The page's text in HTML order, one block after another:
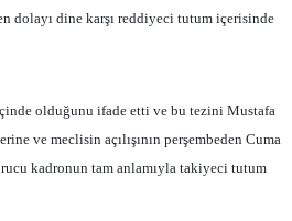
dine karşı reddiyeci tutum içerisinde
olduğunu ifade etti ve bu tezini Mustafa
ve meclisin açılışının perşembeden Cuma
kadronun tam anlamıyla takiyeci tutum